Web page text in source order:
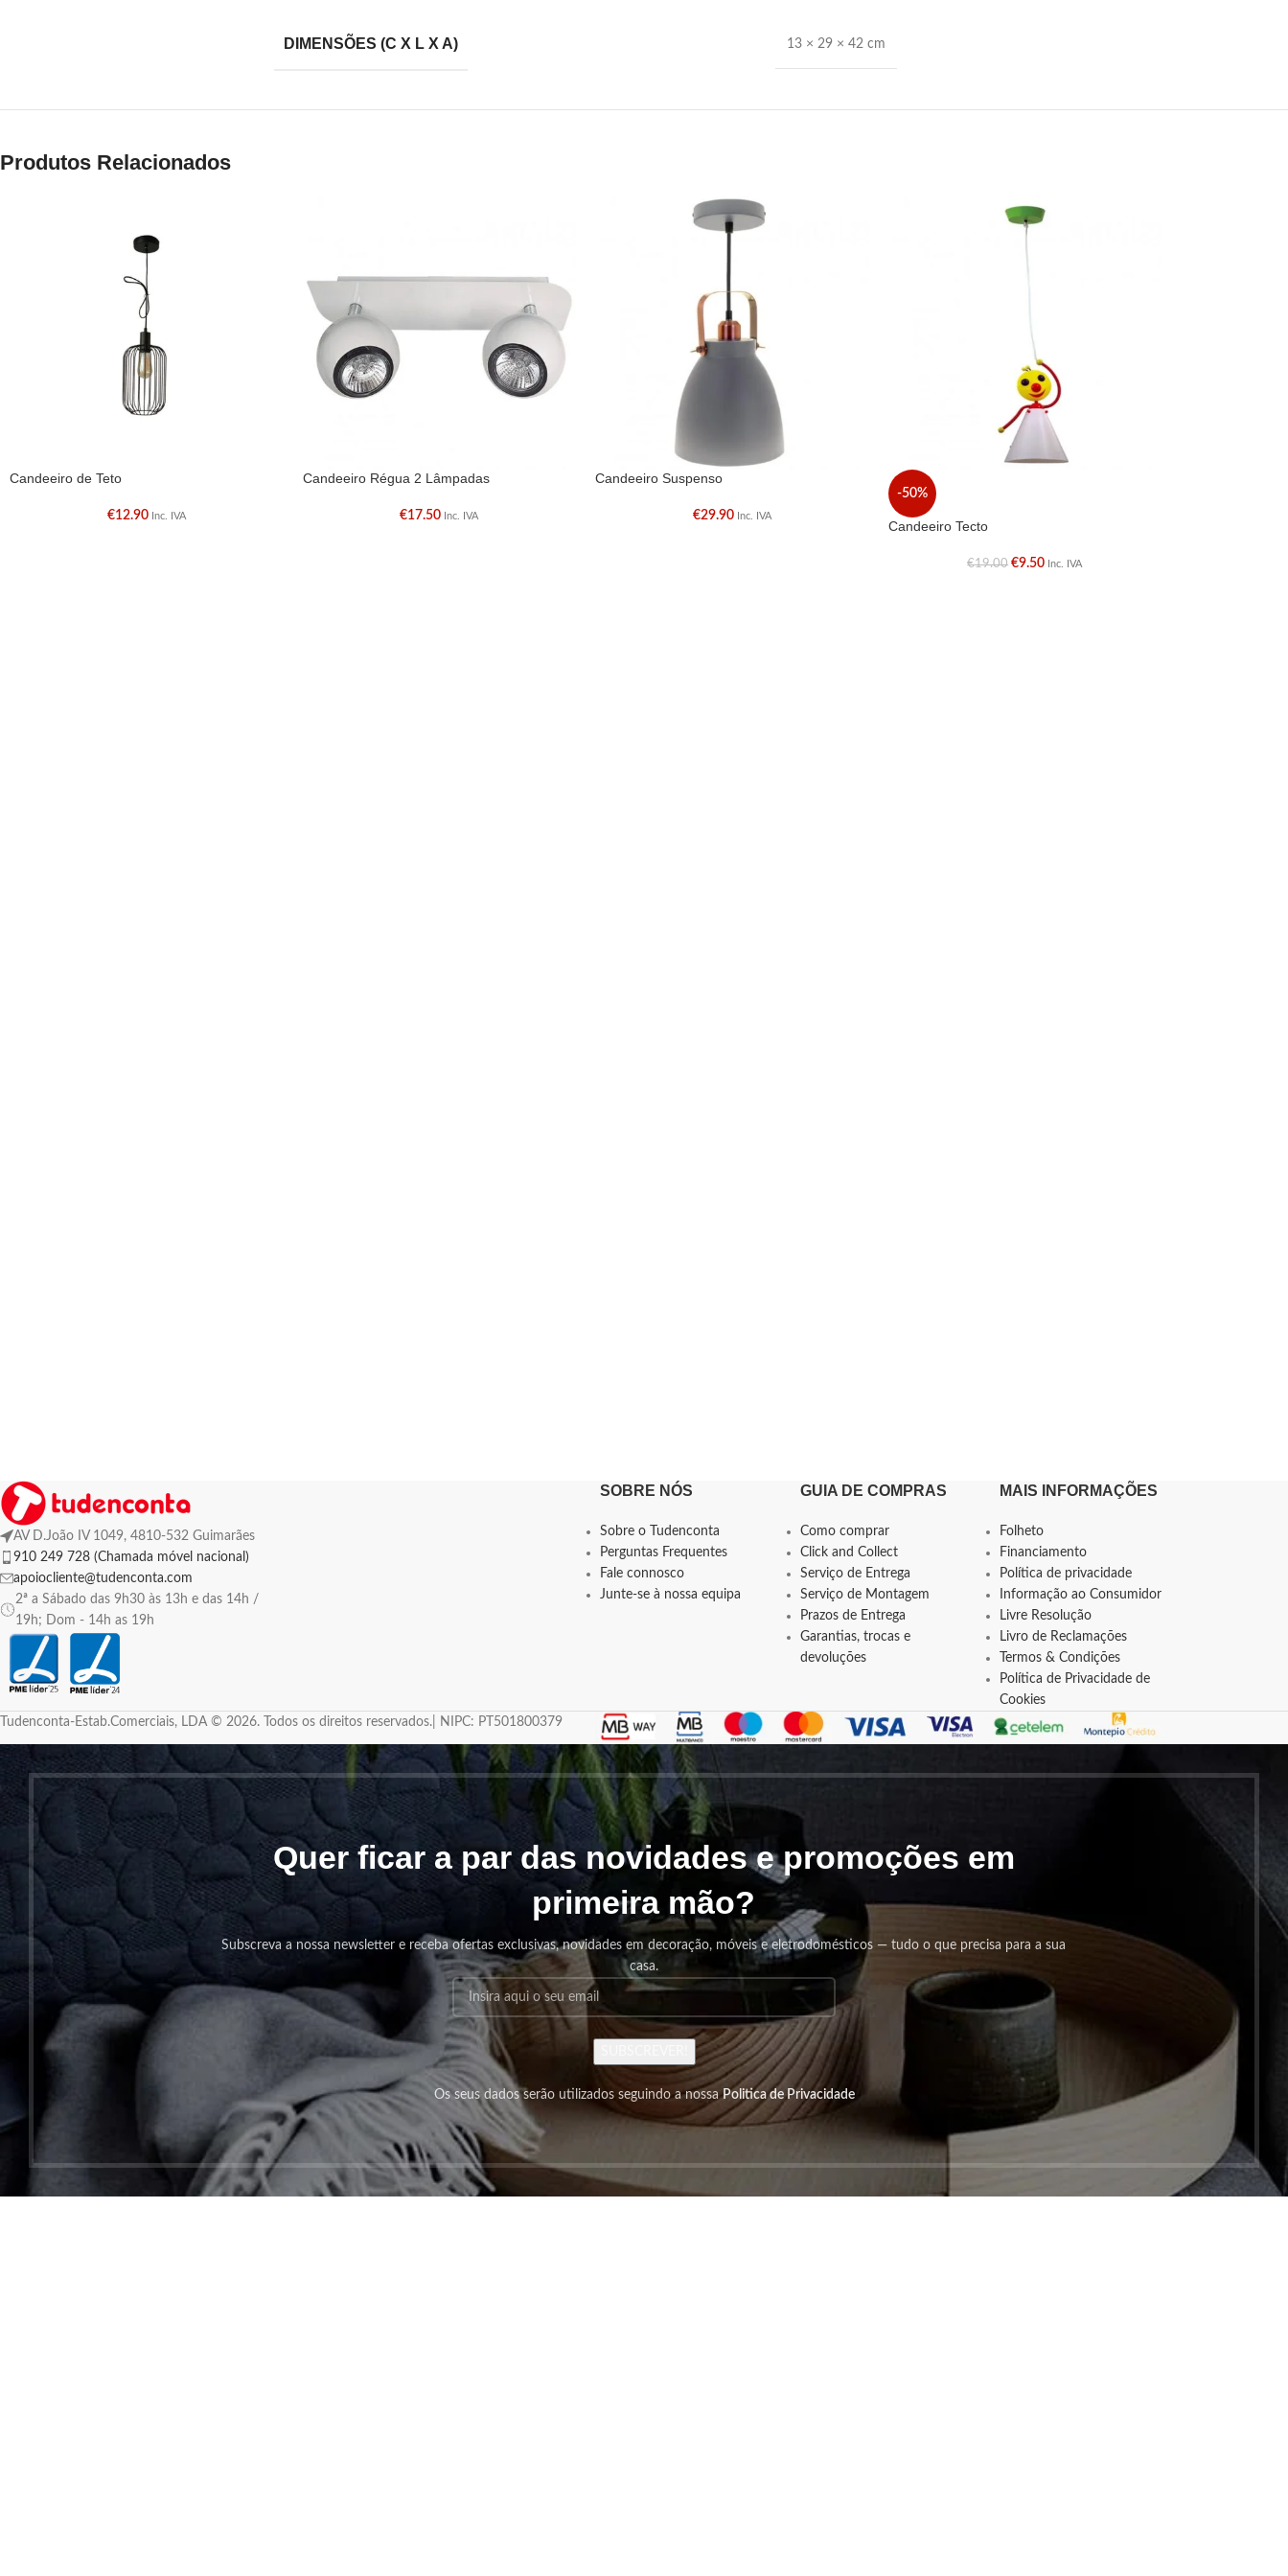
DIMENSÕES (C X L X A) 13 × 29 × 42 cm
Produtos Relacionados
Candeeiro de Teto
€12.90 Inc. IVA
Candeeiro Régua 2 Lâmpadas
€17.50 Inc. IVA
Candeeiro Suspenso
€29.90 Inc. IVA
-50%
Candeeiro Tecto
€19.00 €9.50 Inc. IVA
AV D.João IV 1049, 4810-532 Guimarães
910 249 728 (Chamada móvel nacional)
apoiocliente@tudenconta.com
2ª a Sábado das 9h30 às 13h e das 14h /
19h; Dom - 14h as 19h
SOBRE NÓS
Sobre o Tudenconta
Perguntas Frequentes
Fale connosco
Junte-se à nossa equipa
GUIA DE COMPRAS
Como comprar
Click and Collect
Serviço de Entrega
Serviço de Montagem
Prazos de Entrega
Garantias, trocas e
devoluções
MAIS INFORMAÇÕES
Folheto
Financiamento
Política de privacidade
Informação ao Consumidor
Livre Resolução
Livro de Reclamações
Termos & Condições
Política de Privacidade de
Cookies
Tudenconta-Estab.Comerciais, LDA © 2026. Todos os direitos reservados.| NIPC: PT501800379
Quer ficar a par das novidades e promoções em
primeira mão?
Subscreva a nossa newsletter e receba ofertas exclusivas, novidades em decoração, móveis e eletrodomésticos — tudo o que precisa para a sua
casa.
Os seus dados serão utilizados seguindo a nossaPolitica de Privacidade